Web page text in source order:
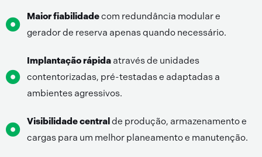
Maior fiabilidadecom redundância modular e
gerador de reserva apenas quando necessário.
Implantação rápida através de unidades
contentorizadas, pré-testadas e adaptadas a
ambientes agressivos.
Visibilidade centralde produção, armazenamento e
cargas para um melhor planeamento e manutenção.